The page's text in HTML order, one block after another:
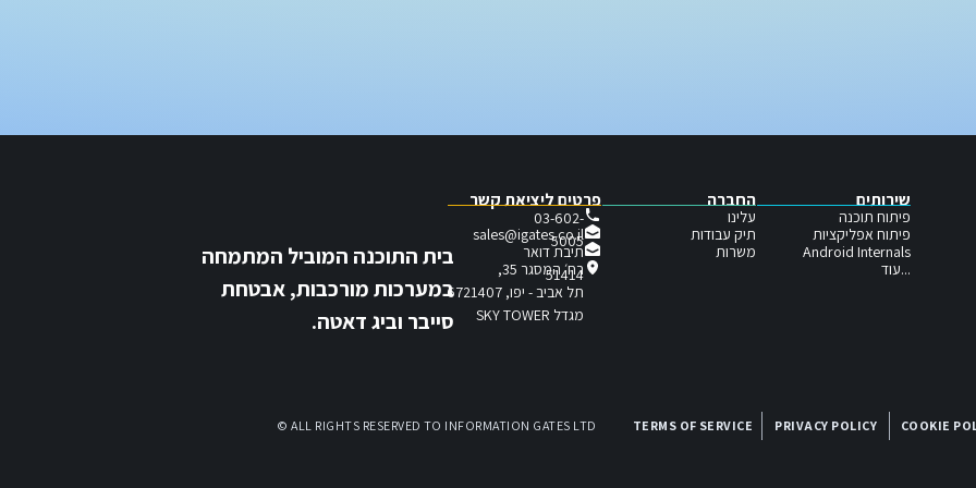
בית התוכנה המוביל המתמחה
במערכות מורכבות, אבטחת
סייבר וביג דאטה.
פרטים ליציאת קשר
03-602-
5005
sales@igates.co.il
תיבת דואר
51414
רח׳ המסגר 35,
תל אביב - יפו, 6721407
מגדל SKY TOWER
החברה
עלינו
תיק עבודות
משרות
שירותים
פיתוח תוכנה
פיתוח אפליקציות
Android Internals
...עוד
© ALL RIGHTS RESERVED TO INFORMATION GATES LTD TERMS OF SERVICE PRIVACY POLICY COOKIE